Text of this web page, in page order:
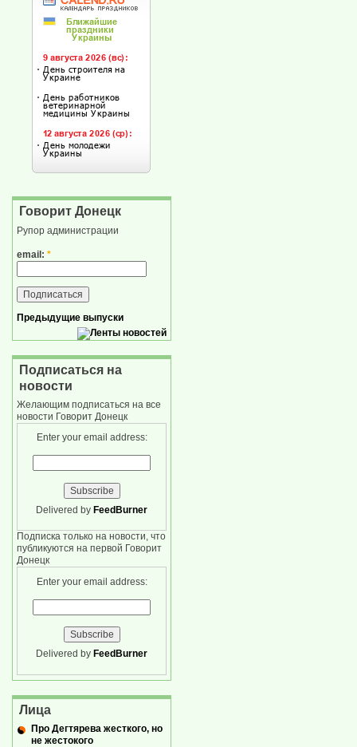
Говорит Донецк
Рупор администрации
email: *
Предыдущие выпуски
Подписаться на
новости
Желающим подписаться на все
новости Говорит Донецк
Enter your email address:
Delivered by FeedBurner
Подписка только на новости, что
публикуются на первой Говорит
Донецк
Enter your email address:
Delivered by FeedBurner
Лица
Про Дегтярева жесткого, но
не жестокого